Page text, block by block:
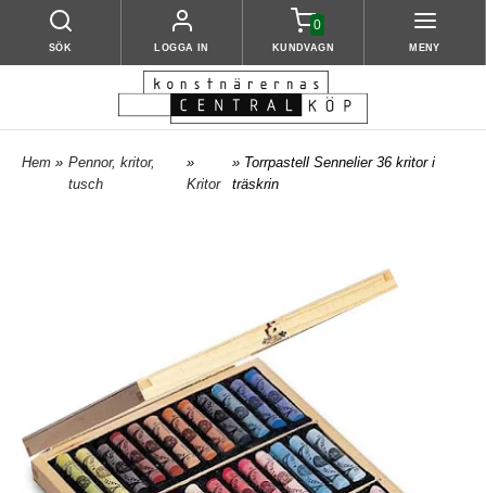
SÖK LOGGA IN
0
KUNDVAGN MENY
Hem » Pennor, kritor,
tusch
»
Kritor
» Torrpastell Sennelier 36 kritor i
träskrin